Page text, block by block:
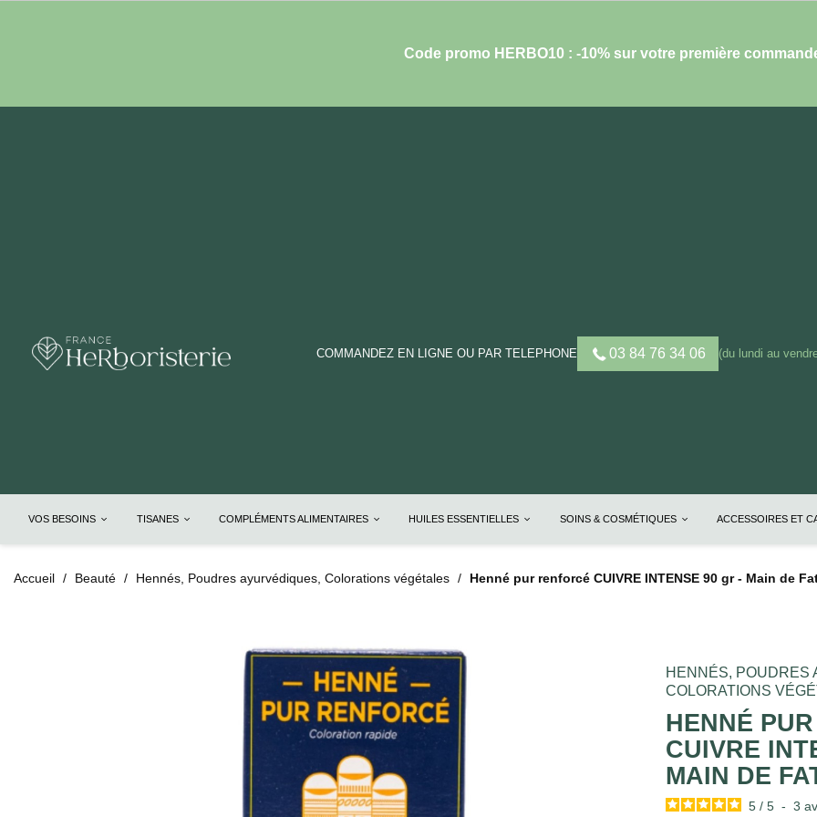
Code promo HERBO10 : -10% sur votre première
COMMANDEZ EN LIGNE OU PAR TELEPHONE 03 84 76 34 06 (du lundi au
VOS BESOINS TISANES COMPLÉMENTS ALIMENTAIRES HUILES ESSENTIELLES SOINS & COSMÉTIQUES ACCESSOIRES ET
Accueil Beauté Hennés, Poudres ayurvédiques, Colorations végétales Henné pur renforcé CUIVRE INTENSE 90 gr - Main de
HENNÉS, POUDRES
COLORATIONS
HENNÉ
CUIVRE
MAIN DE
5 / 5 - 3